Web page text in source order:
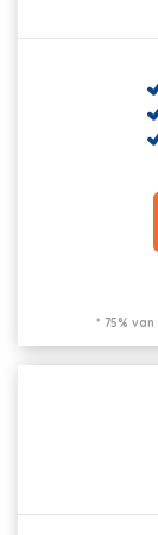
* 75%